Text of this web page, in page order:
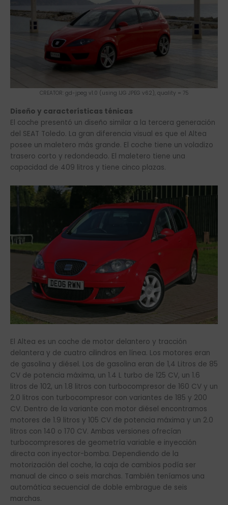
CREATOR: gd-jpeg v1.0 (using IJG JPEG v62), quality = 75
Diseño y características ténicas
El coche presentó un diseño similar a la tercera generación
del SEAT Toledo. La gran diferencia visual es que el Altea
posee un maletero más grande. El coche tiene un voladizo
trasero corto y redondeado. El maletero tiene una
capacidad de 409 litros y tiene cinco plazas.
El Altea es un coche de motor delantero y tracción
delantera y de cuatro cilindros en línea. Los motores eran
de gasolina y diésel. Los de gasolina eran de 1,4 Litros de 85
CV de potencia máxima, un 1.4 L turbo de 125 CV, un 1.6
litros de 102, un 1.8 litros con turbocompresor de 160 CV y un
2.0 litros con turbocompresor con variantes de 185 y 200
CV. Dentro de la variante con motor diésel encontramos
motores de 1.9 litros y 105 CV de potencia máxima y un 2.0
litros con 140 o 170 CV. Ambas versiones ofrecían
turbocompresores de geometría variable e inyección
directa con inyector-bomba. Dependiendo de la
motorización del coche, la caja de cambios podía ser
manual de cinco o seis marchas. También teníamos una
automática secuencial de doble embrague de seis
marchas.